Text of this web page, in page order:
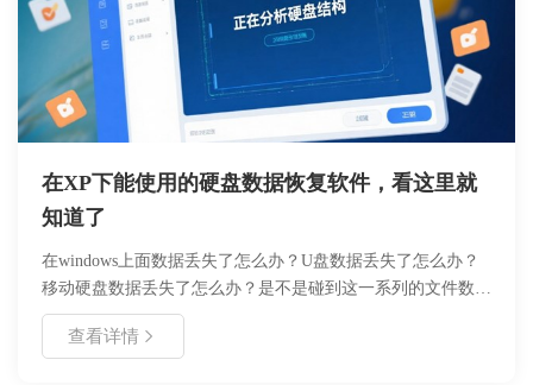
在XP下能使用的硬盘数据恢复软件，看这里就
知道了
在windows上面数据丢失了怎么办？U盘数据丢失了怎么办？
移动硬盘数据丢失了怎么办？是不是碰到这一系列的文件数据
丢失了，不知道怎么找回，焦急万分，十万火急呢。现在市面
上数据恢复软件非常多，而且恢复数据的成功率，每个软件都
查看详情